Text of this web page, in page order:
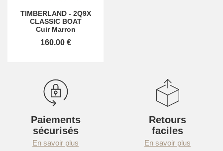
TIMBERLAND- 2Q9X
CLASSIC BOAT
Cuir Marron
160.00 €
Paiements
sécurisés
En savoir plus
Retours
faciles
En savoir plus